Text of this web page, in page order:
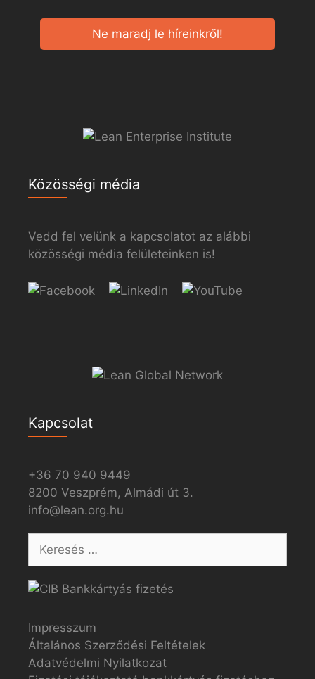
Ne maradj le híreinkről!
Közösségi média
Vedd fel velünk a kapcsolatot az alábbi
közösségi média felületeinken is!
Kapcsolat
+36 70 940 9449
8200 Veszprém, Almádi út 3.
info@lean.org.hu
Impresszum
Általános Szerződési Feltételek
Adatvédelmi Nyilatkozat